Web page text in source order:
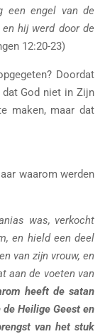
een engel van de
en hij werd door de
12:20-23)
Doordat
God niet in Zijn
maken, maar dat
waarom werden
was, verkocht
en hield een deel
van zijn vrouw, en
aan de voeten van
heeft de satan
Heilige Geest en
van het stuk